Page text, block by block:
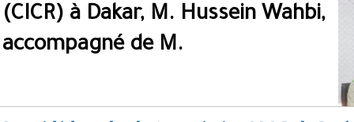
(CICR) à Dakar, M. Hussein Wahbi,
accompagné de M.